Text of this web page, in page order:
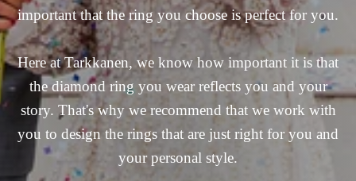
important that the ring you choose is perfect for you.
Here at Tarkkanen, we know how important it is that
the diamond ring you wear reflects you and your
story. That's why we recommend that we work with
you to design the rings that are just right for you and
your personal style.